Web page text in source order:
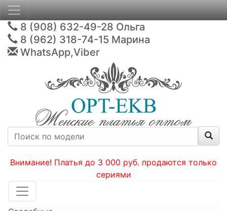
8 (908) 632-49-28 Ольга
8 (962) 318-74-15 Марина
WhatsApp,Viber
Внимание! Платья до 3 000 руб. продаются только
сериями